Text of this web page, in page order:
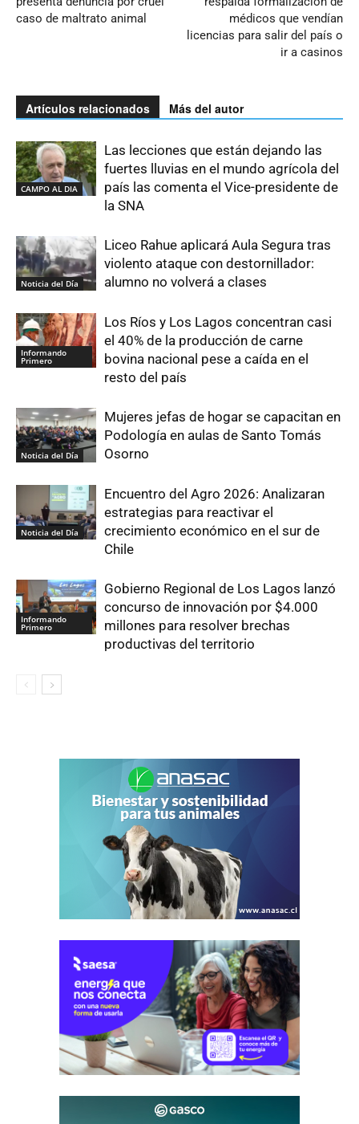
caso de maltrato animal
médicos que vendían
licencias para salir del país o
ir a casinos
Artículos relacionados Más del autor
CAMPO AL DIA
Las lecciones que están dejando las
fuertes lluvias en el mundo agrícola del
país las comenta el Vice-presidente de
la SNA
Noticia del Día
Liceo Rahue aplicará Aula Segura tras
violento ataque con destornillador:
alumno no volverá a clases
Informando
Primero
Los Ríos y Los Lagos concentran casi
el 40% de la producción de carne
bovina nacional pese a caída en el
resto del país
Noticia del Día
Mujeres jefas de hogar se capacitan en
Podología en aulas de Santo Tomás
Osorno
Noticia del Día
Encuentro del Agro 2026: Analizaran
estrategias para reactivar el
crecimiento económico en el sur de
Chile
Informando
Primero
Gobierno Regional de Los Lagos lanzó
concurso de innovación por $4.000
millones para resolver brechas
productivas del territorio